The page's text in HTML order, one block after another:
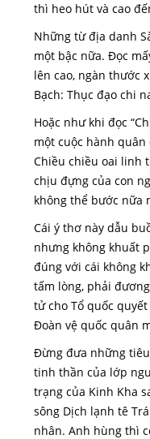
thì heo hút và cao
Những từ địa danh
một bậc nữa. Đọc
lên cao, ngàn thước
Bạch: Thục đạo chi
Hoặc như khi đọc
một cuộc hành
Chiều chiều oai linh
chịu đựng của con
không thể bước nữa
Cái ý thơ này dẫu
nhưng không khuất
đúng với cái không
tấm lòng, phải
tử cho Tổ quốc
Đoàn vệ quốc quân
Đừng đưa những
tinh thần của lớp
trạng của Kinh Kha
sông Dịch lạnh tê
nhân. Anh hùng thì